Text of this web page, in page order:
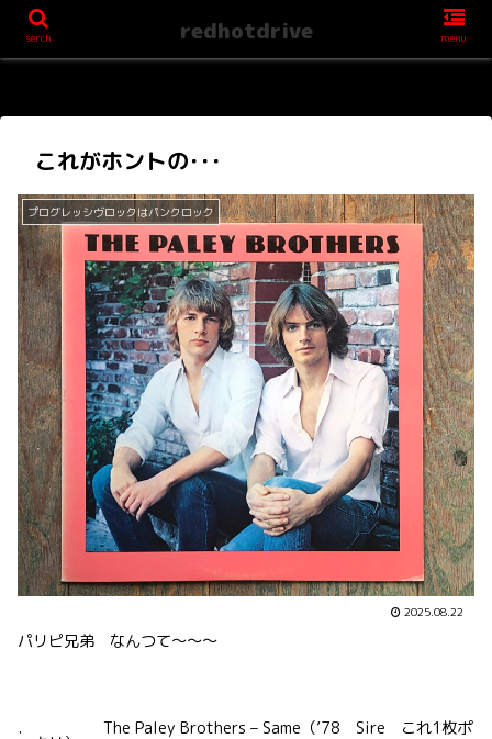
これがホントの･･･
プログレッシヴロックはパンクロック
2025.08.22
パリピ兄弟 なんつて〜〜〜
. The Paley Brothers – Same（’78 Sire これ1枚ポ
serch redhotdrive menu